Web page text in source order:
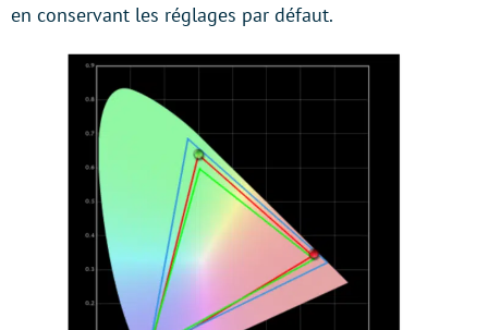
en conservant les réglages par défaut.